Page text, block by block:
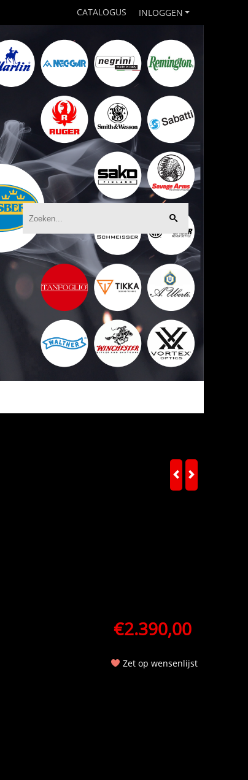
INLOGGEN
CATALOGUS
€2.390,00
Zet op wensenlijst